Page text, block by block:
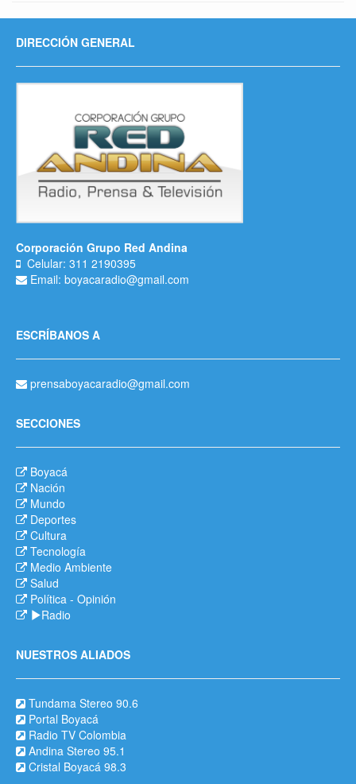
DIRECCIÓN GENERAL
Corporación Grupo Red Andina
Celular: 311 2190395
Email: boyacaradio@gmail.com
ESCRÍBANOS A
prensaboyacaradio@gmail.com
SECCIONES
Boyacá
Nación
Mundo
Deportes
Cultura
Tecnología
Medio Ambiente
Salud
Política - Opinión
Radio
NUESTROS ALIADOS
Tundama Stereo 90.6
Portal Boyacá
Radio TV Colombia
Andina Stereo 95.1
Cristal Boyacá 98.3